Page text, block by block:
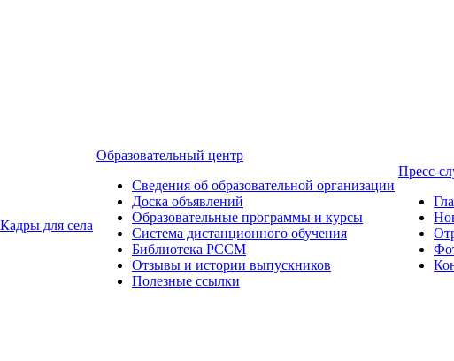
Кадры для села
Образовательный центр
Сведения об образовательной организации
Доска объявлений
Образовательные программы и курсы
Система дистанционного обучения
Библиотека РССМ
Отзывы и истории выпускников
Полезные ссылки
Пресс-